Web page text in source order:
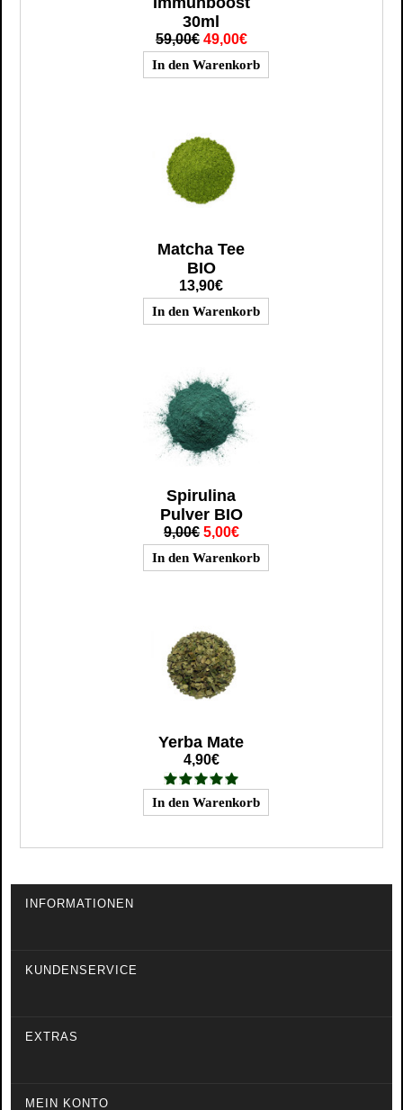
30ml
59,00€ 49,00€
Matcha Tee
BIO
13,90€
Spirulina
Pulver BIO
9,00€ 5,00€
Yerba Mate
4,90€
INFORMATIONEN
KUNDENSERVICE
EXTRAS
MEIN KONTO